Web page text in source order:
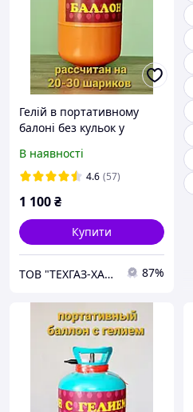
Гелій в портативному
балоні без кульок у
повітряних куль
В наявності
4.6 (57)
1 100₴
Купити
ТОВ "ТЕХГАЗ-ХАРКІВ" 87%